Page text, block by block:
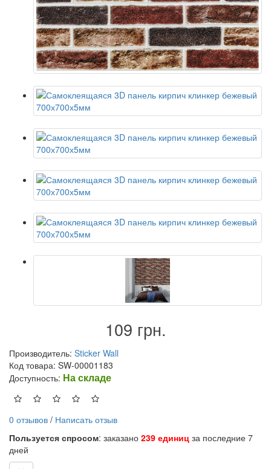
109 грн.
Производитель: Sticker Wall
Код товара: SW-00001183
Доступность: На складе
0 отзывов / Написать отзыв
Пользуется спросом: заказано 239 единиц за последние 7
дней